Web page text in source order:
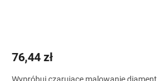
76,44 zł